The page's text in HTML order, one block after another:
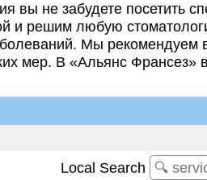
вы не забудете посетить
и решим любую
Мы рекомендуем
мер. В «Альянс
Local Search